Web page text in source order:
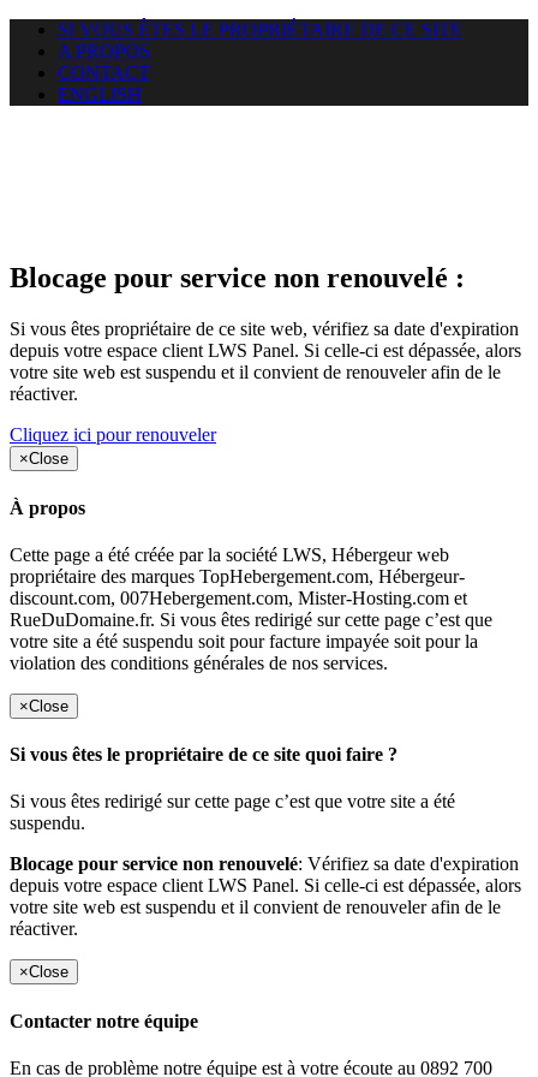
SI VOUS ÊTES LE PROPRIÉTAIRE DE CE SITE
A PROPOS
CONTACT
ENGLISH
Blocage pour service non renouvelé :
Si vous êtes propriétaire de ce site web, vérifiez sa date d'expiration
depuis votre espace client LWS Panel. Si celle-ci est dépassée, alors
votre site web est suspendu et il convient de renouveler afin de le
réactiver.
Cliquez ici pour renouveler
×Close
À propos
Cette page a été créée par la société LWS, Hébergeur web
propriétaire des marques TopHebergement.com, Hébergeur-
discount.com, 007Hebergement.com, Mister-Hosting.com et
RueDuDomaine.fr. Si vous êtes redirigé sur cette page c’est que
votre site a été suspendu soit pour facture impayée soit pour la
violation des conditions générales de nos services.
×Close
Si vous êtes le propriétaire de ce site quoi faire ?
Si vous êtes redirigé sur cette page c’est que votre site a été
suspendu.
Blocage pour service non renouvelé: Vérifiez sa date d'expiration
depuis votre espace client LWS Panel. Si celle-ci est dépassée, alors
votre site web est suspendu et il convient de renouveler afin de le
réactiver.
×Close
Contacter notre équipe
En cas de problème notre équipe est à votre écoute au 0892 700